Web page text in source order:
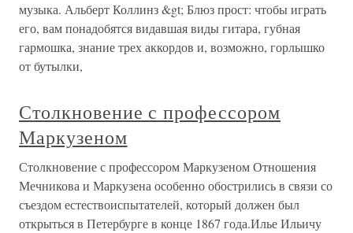
музыка. Альберт Коллинз &gt; Блюз прост: чтобы играть
его, вам понадобятся видавшая виды гитара, губная
гармошка, знание трех аккордов и, возможно, горлышко
от бутылки,
Столкновение с профессором
Маркузеном
Столкновение с профессором Маркузеном Отношения
Мечникова и Маркузена особенно обострились в связи со
съездом естествоиспытателей, который должен был
открыться в Петербурге в конце 1867 года.Илье Ильичу